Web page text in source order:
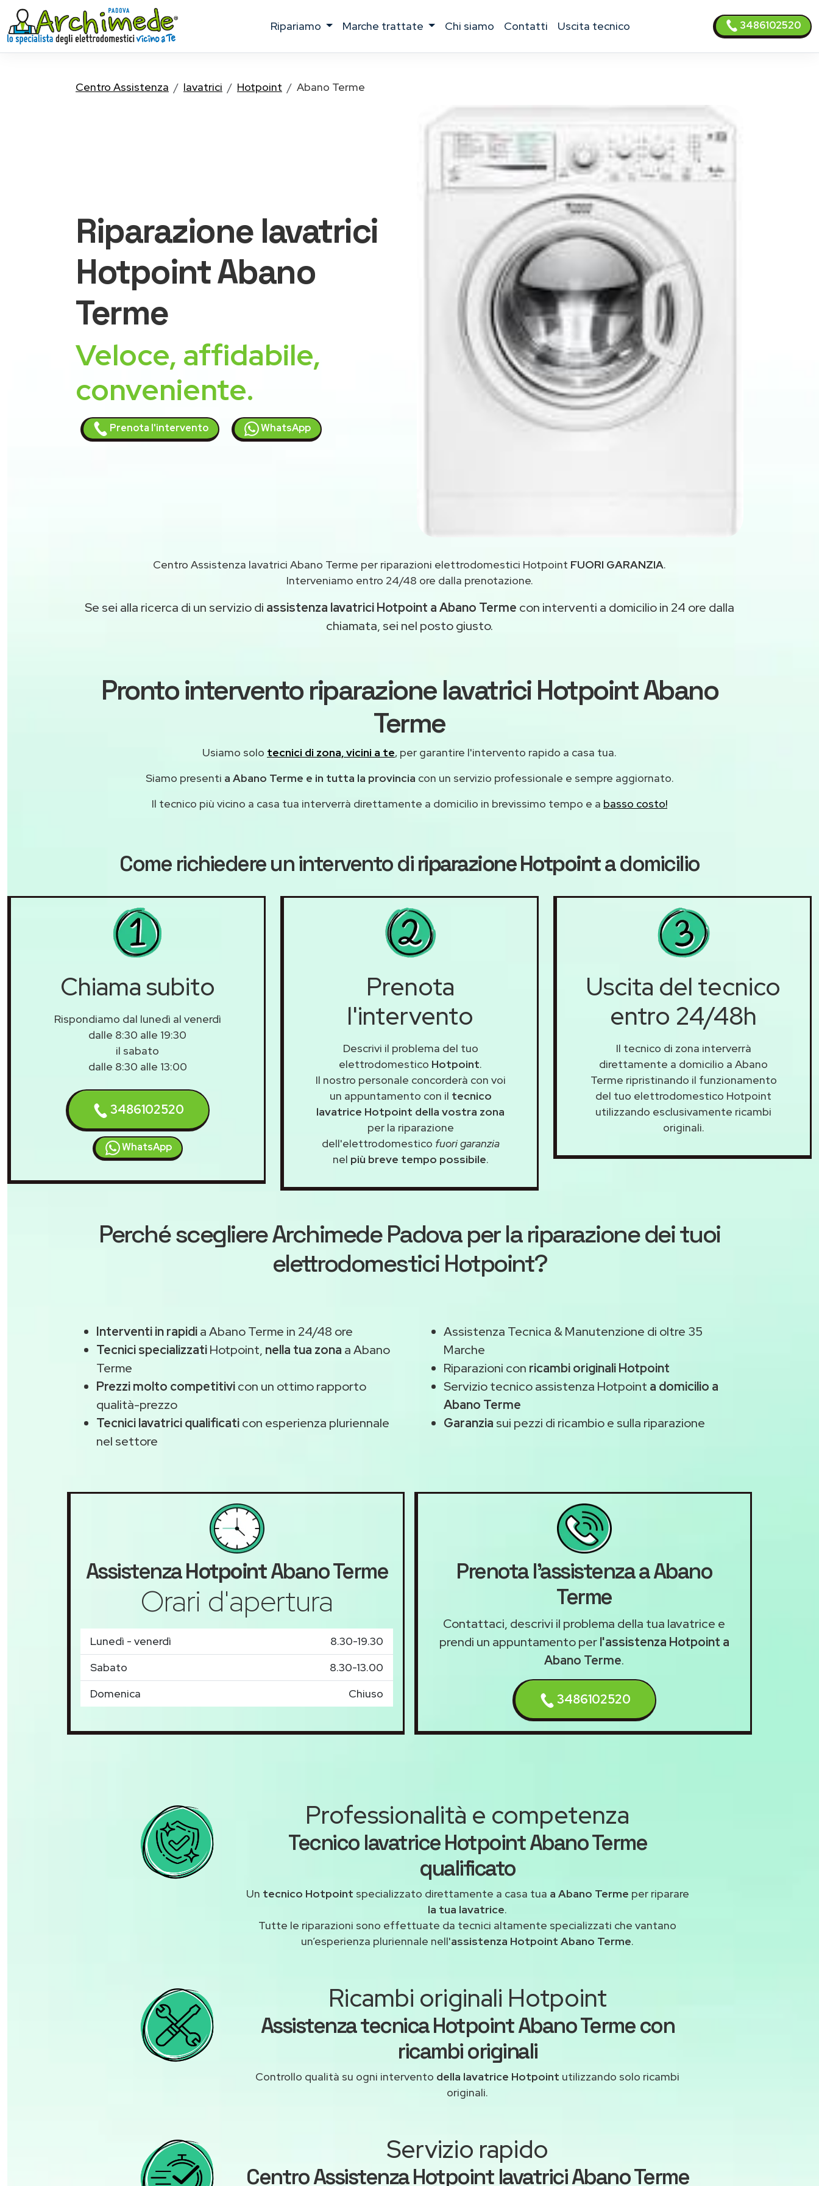
ripariamo marche trattate chi siamo contatti uscita tecnico 3486102520
Centro Assistenza lavatrici Hotpoint Abano Terme
Riparazione lavatrici
HotpointAbano
Terme
Veloce, affidabile,
conveniente.
Prenota l'intervento WhatsApp
Centro Assistenza lavatrici Abano Terme per riparazioni elettrodomestici Hotpoint FUORI GARANZIA.
Interveniamo entro 24/48 ore dalla prenotazione.
Se sei alla ricerca di un servizio di assistenza lavatrici Hotpoint a Abano Terme con interventi a domicilio in 24 ore dalla
chiamata, sei nel posto giusto.
Pronto intervento riparazione lavatrici Hotpoint Abano
Terme
Usiamo solo tecnici di zona, vicini a te, per garantire l'intervento rapido a casa tua.
Siamo presenti a Abano Terme e in tutta la provincia con un servizio professionale e sempre aggiornato.
Il tecnico più vicino a casa tua interverrà direttamente a domicilio in brevissimo tempo e a basso costo!
Come richiedere un intervento diriparazione Hotpointa domicilio
Chiama subito
Rispondiamo dal lunedì al venerdì
dalle 8:30 alle 19:30
il sabato
dalle 8:30 alle 13:00
3486102520
WhatsApp
Prenota
l'intervento
Descrivi il problema del tuo
elettrodomestico Hotpoint.
Il nostro personale concorderà con voi
un appuntamento con il tecnico
lavatrice Hotpoint della vostra zona
per la riparazione
dell'elettrodomestico fuori garanzia
nel più breve tempo possibile.
Uscita del tecnico
entro 24/48h
Il tecnico di zona interverrà
direttamente a domicilio a Abano
Terme ripristinando il funzionamento
del tuo elettrodomestico Hotpoint
utilizzando esclusivamente ricambi
originali.
Perché scegliereArchimede Padovaper la riparazione dei tuoi
elettrodomestici Hotpoint?
Interventi in rapidia Abano Terme in 24/48 ore
Tecnici specializzatiHotpoint, nella tua zona a Abano
Terme
Prezzi molto competitivicon un ottimo rapporto
qualità-prezzo
Tecnici lavatrici qualificaticon esperienza pluriennale
nel settore
Assistenza Tecnica & Manutenzione di oltre 35
Marche
Riparazioni con ricambi originali Hotpoint
Servizio tecnico assistenza Hotpoint a domicilio a
Abano Terme
Garanzia sui pezzi di ricambio e sulla riparazione
AssistenzaHotpointAbano Terme
Orari d'apertura
Lunedì - venerdì
8.30-19.30
Sabato
8.30-13.00
Domenica
Chiuso
Prenota l'assistenza a Abano
Terme
Contattaci, descrivi il problema della tua lavatrice e
prendi un appuntamento perl'assistenza Hotpoint a
Abano Terme.
3486102520
Professionalità e competenza
Tecnico lavatrice Hotpoint Abano Terme
qualificato
Un tecnico Hotpoint specializzato direttamente a casa tua a Abano Terme per riparare
la tua lavatrice.
Tutte le riparazioni sono effettuate da tecnici altamente specializzati che vantano
un’esperienza pluriennale nell'assistenza Hotpoint Abano Terme.
Ricambi originali Hotpoint
Assistenza tecnica Hotpoint Abano Terme con
ricambi originali
Controllo qualità su ogni intervento della lavatrice Hotpoint utilizzando solo ricambi
originali.
Servizio rapido
Centro Assistenza Hotpoint lavatrici Abano Terme